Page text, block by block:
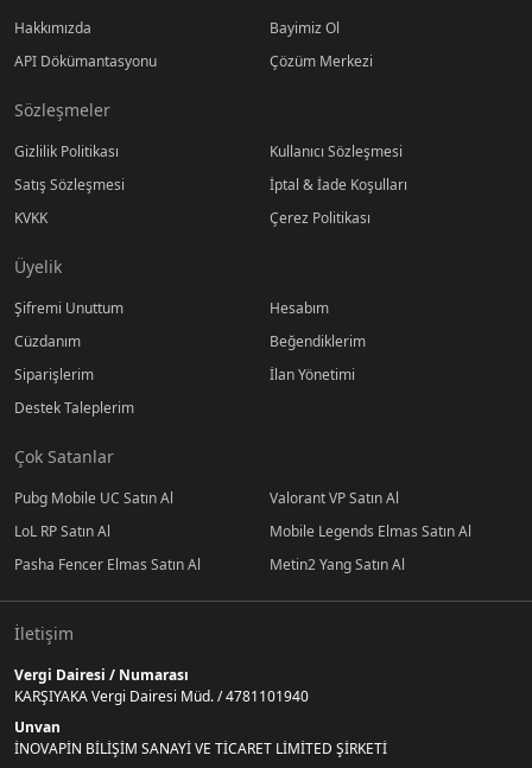
Hakkımızda
Bayimiz Ol
API Dökümantasyonu
Çözüm Merkezi
Sözleşmeler
Gizlilik Politikası
Kullanıcı Sözleşmesi
Satış Sözleşmesi
İptal & İade Koşulları
KVKK
Çerez Politikası
Üyelik
Şifremi Unuttum
Hesabım
Cüzdanım
Beğendiklerim
Siparişlerim
İlan Yönetimi
Destek Taleplerim
Çok Satanlar
Pubg Mobile UC Satın Al
Valorant VP Satın Al
LoL RP Satın Al
Mobile Legends Elmas Satın Al
Pasha Fencer Elmas Satın Al
Metin2 Yang Satın Al
İletişim
Vergi Dairesi / Numarası
KARŞIYAKA Vergi Dairesi Müd. / 4781101940
Unvan
İNOVAPİN BİLİŞİM SANAYİ VE TİCARET LİMİTED ŞİRKETİ